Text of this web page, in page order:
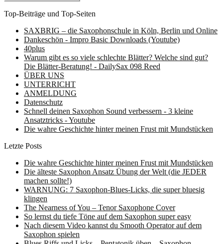
Top-Beiträge und Top-Seiten
SAXBRIG – die Saxophonschule in Köln, Berlin und Online
Dankeschön - Impro Basic Downloads (Youtube)
40plus
Warum gibt es so viele schlechte Blätter? Welche sind gut?
Die Blätter-Beratung! - DailySax 098 Reed
ÜBER UNS
UNTERRICHT
ANMELDUNG
Datenschutz
Schnell deinen Saxophon Sound verbessern - 3 kleine
Ansatztricks - Youtube
Die wahre Geschichte hinter meinen Frust mit Mundstücken
Letzte Posts
Die wahre Geschichte hinter meinen Frust mit Mundstücken
Die älteste Saxophon Ansatz Übung der Welt (die JEDER
machen sollte!)
WARNUNG: 7 Saxophon-Blues-Licks, die super bluesig
klingen
The Nearness of You – Tenor Saxophone Cover
So lernst du tiefe Töne auf dem Saxophon super easy
Nach diesem Video kannst du Smooth Operator auf dem
Saxophon spielen